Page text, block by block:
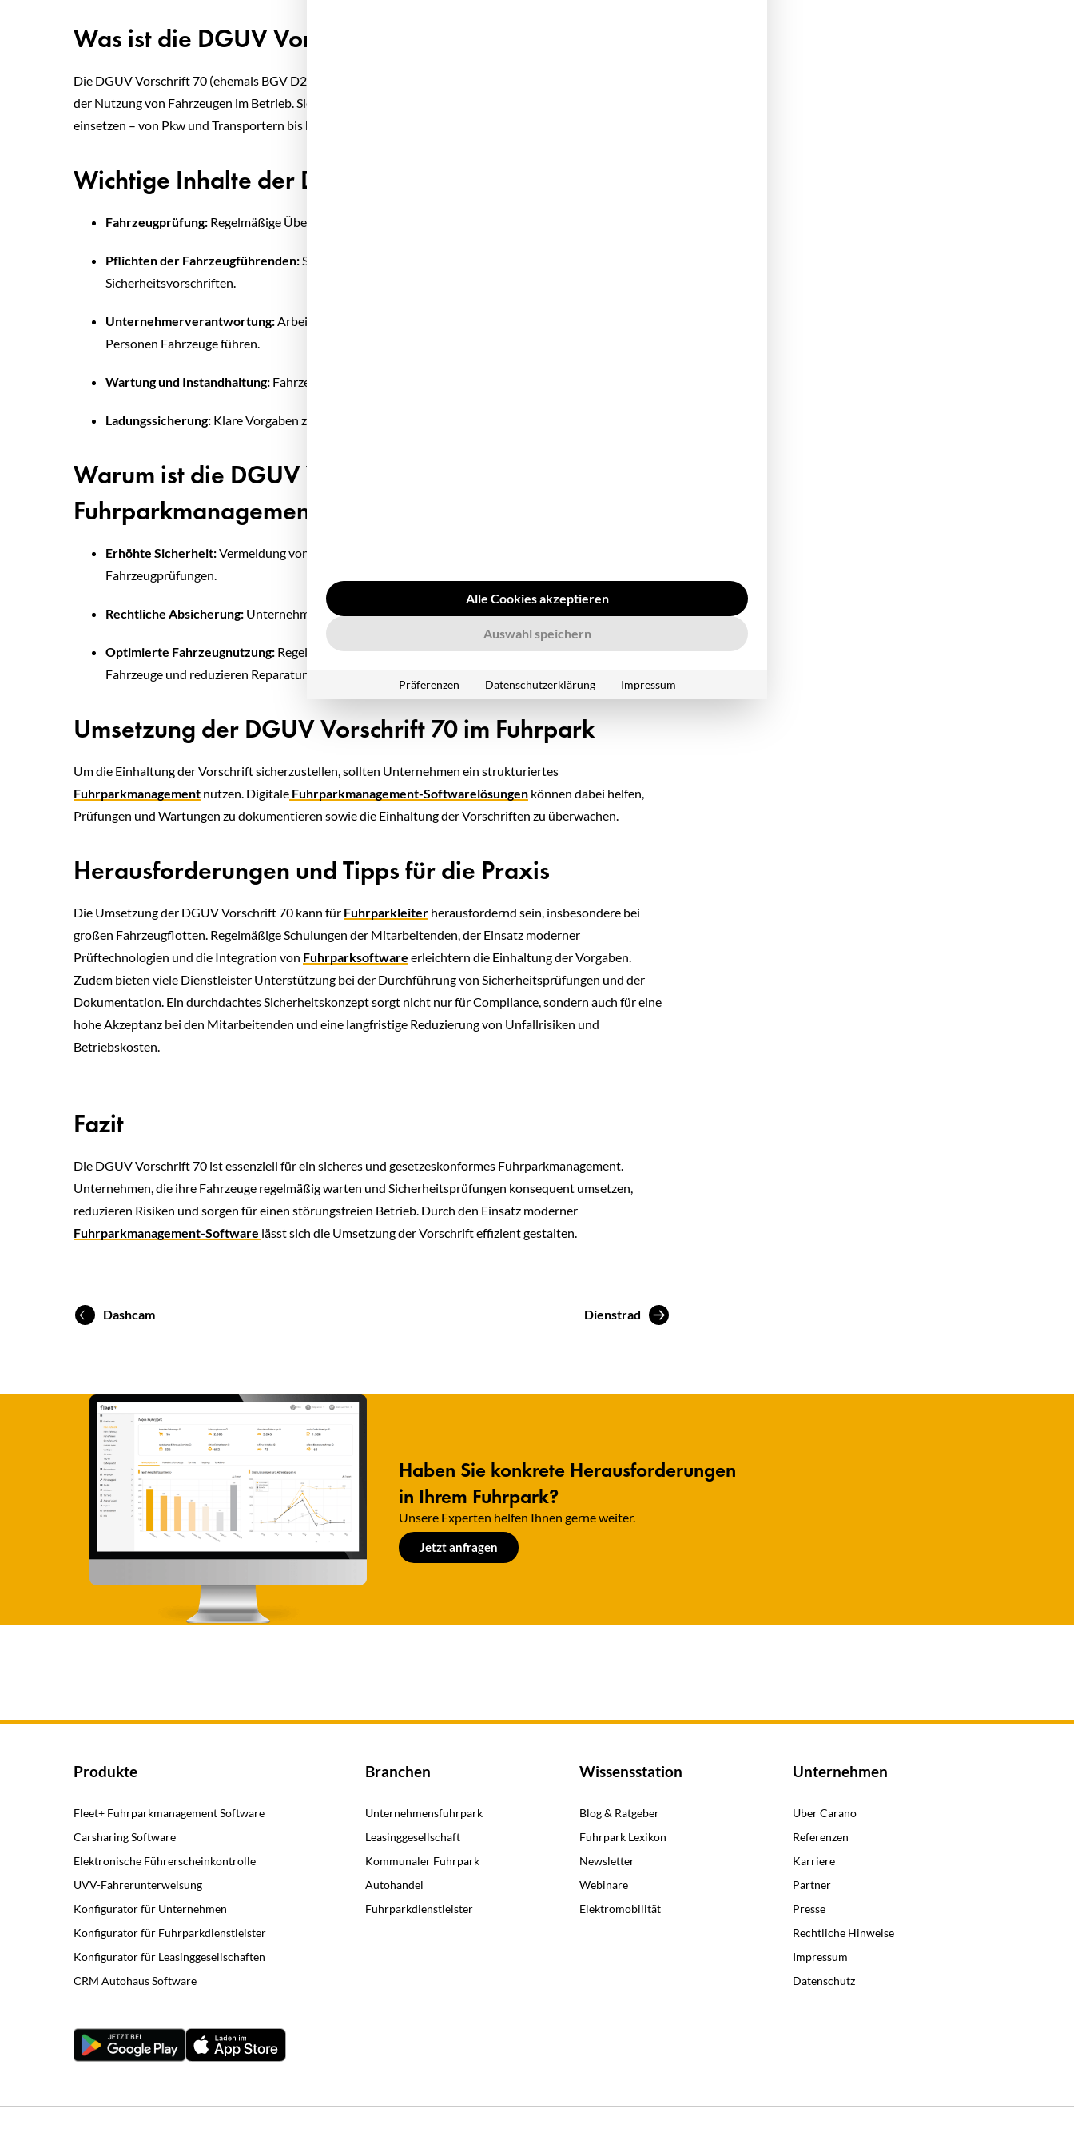
Was ist die DGUV Vorschrift 70?
Die DGUV Vorschrift 70 (ehemals BGV D29) definiert die Anforderungen an Sicherheit und Arbeitsschutz bei
der Nutzung von Fahrzeugen im Betrieb. Sie betrifft alle Unternehmen, die Fahrzeuge in ihrem
einsetzen – von Pkw und Transportern bis hin zu Lkw und Sonderfahrzeugen.
Wichtige Inhalte der DGUV Vorschrift 70
Fahrzeugprüfung: Regelmäßige Überprüfung der betrieblichen Fahrzeuge auf Mängel.
Pflichten der Fahrzeugführenden:Sicherstellung der Fahrtüchtigkeit und Einhaltung der
Sicherheitsvorschriften.
Unternehmerverantwortung:Arbeitgeber müssen sicherstellen, dass nur geeignete und unterwiesene
Personen Fahrzeuge führen.
Wartung und Instandhaltung: Fahrzeuge müssen regelmäßig gewartet und dokumentiert werden.
Ladungssicherung: Klare Vorgaben zur sicheren Beförderung von Gütern zur Vermeidung von Unfällen.
Warum ist die DGUV Vorschrift 70 für das
Fuhrparkmanagement relevant?
Erhöhte Sicherheit:Vermeidung von Arbeitsunfällen durch klare Vorgaben und regelmäßige
Fahrzeugprüfungen.
Rechtliche Absicherung: Unternehmen erfüllen gesetzliche Pflichten und vermeiden Haftungsrisiken.
Optimierte Fahrzeugnutzung: Regelmäßige Wartung und Kontrolle verlängern die Lebensdauer der
Fahrzeuge und reduzieren Reparaturkosten.
Umsetzung der DGUV Vorschrift 70 im Fuhrpark
Um die Einhaltung der Vorschrift sicherzustellen, sollten Unternehmen ein strukturiertes
Fuhrparkmanagement nutzen. Digitale Fuhrparkmanagement-Softwarelösungen können dabei helfen,
Prüfungen und Wartungen zu dokumentieren sowie die Einhaltung der Vorschriften zu überwachen.
Herausforderungen und Tipps für die Praxis
Die Umsetzung der DGUV Vorschrift 70 kann für Fuhrparkleiter herausfordernd sein, insbesondere bei
großen Fahrzeugflotten. Regelmäßige Schulungen der Mitarbeitenden, der Einsatz moderner
Prüftechnologien und die Integration von Fuhrparksoftware erleichtern die Einhaltung der Vorgaben.
Zudem bieten viele Dienstleister Unterstützung bei der Durchführung von Sicherheitsprüfungen und der
Dokumentation. Ein durchdachtes Sicherheitskonzept sorgt nicht nur für Compliance, sondern auch für eine
hohe Akzeptanz bei den Mitarbeitenden und eine langfristige Reduzierung von Unfallrisiken und
Betriebskosten.
Fazit
Die DGUV Vorschrift 70 ist essenziell für ein sicheres und gesetzeskonformes Fuhrparkmanagement.
Unternehmen, die ihre Fahrzeuge regelmäßig warten und Sicherheitsprüfungen konsequent umsetzen,
reduzieren Risiken und sorgen für einen störungsfreien Betrieb. Durch den Einsatz moderner
Fuhrparkmanagement-Software lässt sich die Umsetzung der Vorschrift effizient gestalten.
Dashcam Dienstrad
Haben Sie konkrete Herausforderungen
in Ihrem Fuhrpark?
Unsere Experten helfen Ihnen gerne weiter.​
Jetzt anfragen
Produkte
Fleet+ Fuhrparkmanagement Software
Carsharing Software
Elektronische Führerscheinkontrolle
UVV-Fahrerunterweisung
Konfigurator für Unternehmen
Konfigurator für Fuhrparkdienstleister
Konfigurator für Leasinggesellschaften
CRM Autohaus Software
Branchen
Unternehmensfuhrpark
Leasinggesellschaft
Kommunaler Fuhrpark
Autohandel
Fuhrparkdienstleister
Wissensstation
Blog & Ratgeber
Fuhrpark Lexikon
Newsletter
Webinare
Elektromobilität
Unternehmen
Über Carano
Referenzen
Karriere
Partner
Presse
Rechtliche Hinweise
Impressum
Datenschutz
Alle Cookies akzeptieren
Auswahl speichern
Präferenzen Datenschutzerklärung Impressum